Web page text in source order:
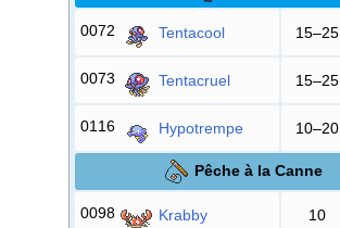
0072 Tentacool 15–25
0073 Tentacruel 15–25
0116 Hypotrempe 10–20
Pêche à la Canne
0098 Krabby 10